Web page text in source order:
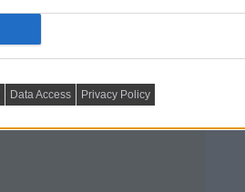
Data Access Privacy Policy